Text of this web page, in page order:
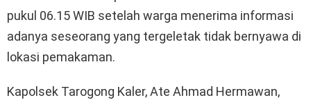
pukul 06.15 WIB setelah warga menerima informasi
adanya seseorang yang tergeletak tidak bernyawa di
lokasi pemakaman.
Kapolsek Tarogong Kaler, Ate Ahmad Hermawan,